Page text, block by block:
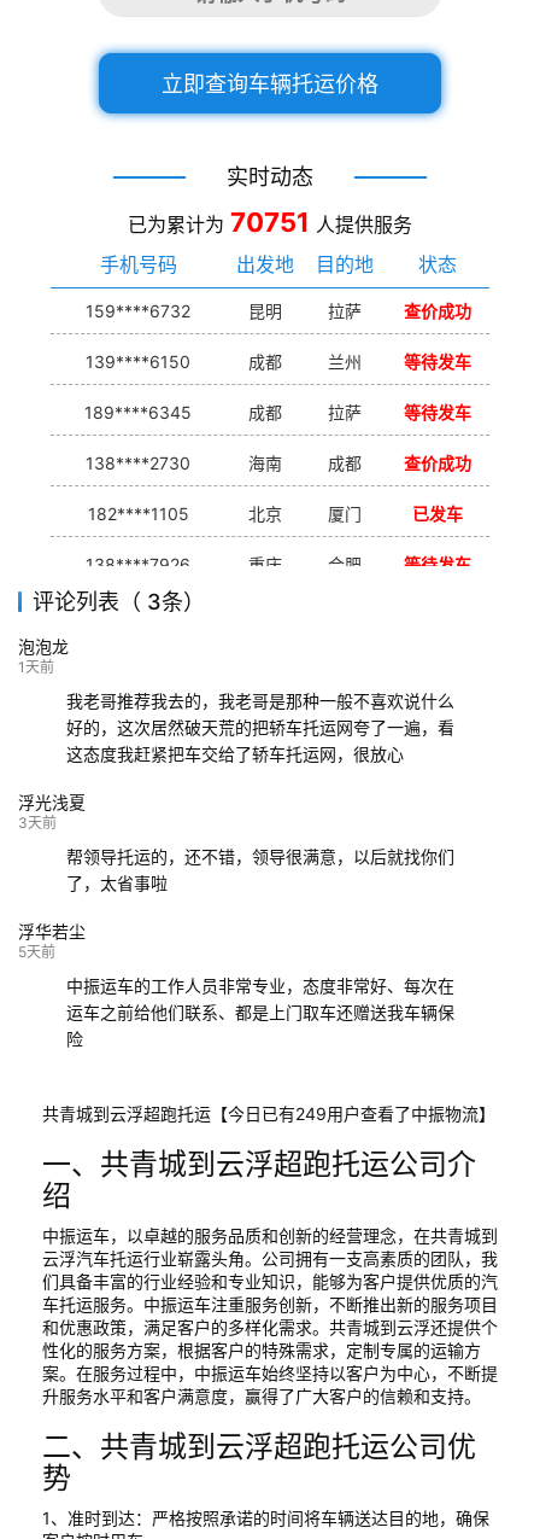
立即查询车辆托运价格
实时动态
已为累计为 70751 人提供服务
手机号码
出发地 目的地 状态
159****6732 昆明 拉萨 查价成功
139****6150 成都 兰州 等待发车
189****6345 成都 拉萨 等待发车
138****2730 海南 成都 查价成功
182****1105 北京 厦门 已发车
138****7926 重庆 合肥 等待发车
139****9233
评论列表（ 3条）
泡泡龙
1天前
我老哥推荐我去的，我老哥是那种一般不喜欢说什么
好的，这次居然破天荒的把轿车托运网夸了一遍，看
这态度我赶紧把车交给了轿车托运网，很放心
浮光浅夏
3天前
帮领导托运的，还不错，领导很满意，以后就找你们
了，太省事啦
浮华若尘
5天前
中振运车的工作人员非常专业，态度非常好、每次在
运车之前给他们联系、都是上门取车还赠送我车辆保
险
共青城到云浮超跑托运【今日已有249用户查看了中振物流】
一、共青城到云浮超跑托运公司介
绍
中振运车，以卓越的服务品质和创新的经营理念，在共青城到
云浮汽车托运行业崭露头角。公司拥有一支高素质的团队，我
们具备丰富的行业经验和专业知识，能够为客户提供优质的汽
车托运服务。中振运车注重服务创新，不断推出新的服务项目
和优惠政策，满足客户的多样化需求。共青城到云浮还提供个
性化的服务方案，根据客户的特殊需求，定制专属的运输方
案。在服务过程中，中振运车始终坚持以客户为中心，不断提
升服务水平和客户满意度，赢得了广大客户的信赖和支持。
二、共青城到云浮超跑托运公司优
势
1、准时到达：严格按照承诺的时间将车辆送达目的地，确保